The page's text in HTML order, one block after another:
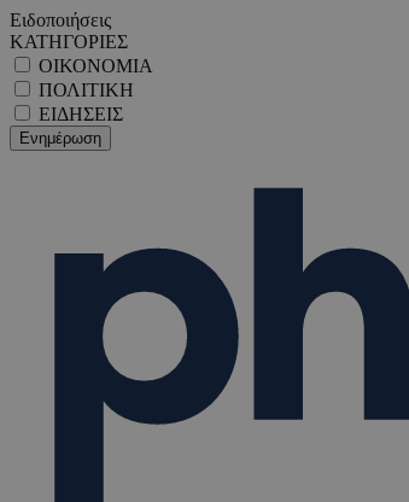
Ειδοποιήσεις
ΚΑΤΗΓΟΡΙΕΣ
ΟΙΚΟΝΟΜΙΑ
ΠΟΛΙΤΙΚΗ
ΕΙΔΗΣΕΙΣ